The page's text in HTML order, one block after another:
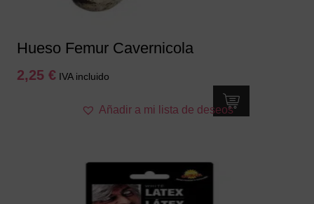
Hueso Femur Cavernicola
2,25 € IVA incluido
Añadir a mi lista de deseos